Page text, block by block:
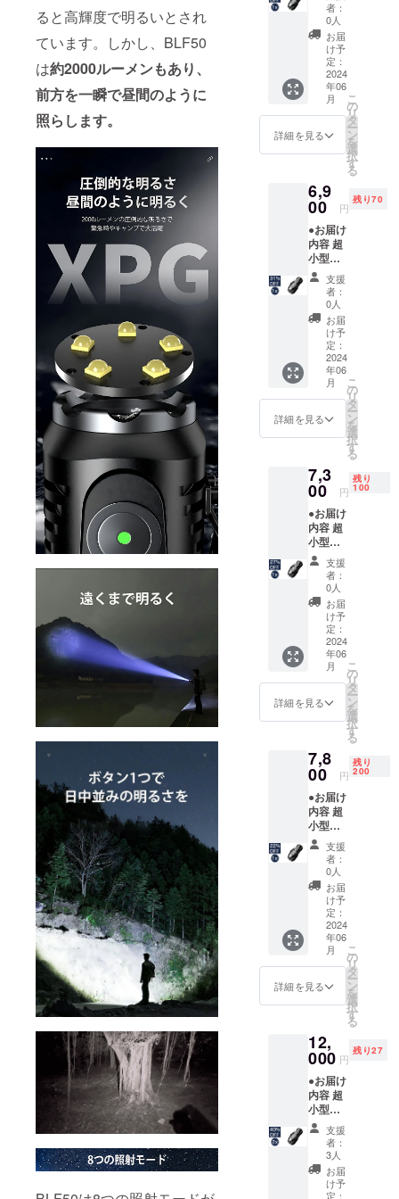
ると高輝度で明るいとされ
ています。しかし、BLF50
は約2000ルーメンもあり、
前方を一瞬で昼間のように
照らします。
込）
BLF50
x 1個 充
電ケー
ブル x 1
個 乾電
池 x 1個
専用
ケース
x 1個 ●
数量限
定！定
35%OF
F 定価
10,000
円（税
込）→
6,500円
（税
込）
者：
0人
お届
け予
定：
2024
年06
月
詳細を見る
こ
の
リ
タ
ー
ン
を
選
択
す
る
6,9
00 円
残り70
●お届け
内容 超
小型
LED懐
中電灯
BLF50
x 1個 充
電ケー
ブル x 1
個 乾電
池 x 1個
専用
ケース
x 1個 ●
数量限
定！定
31%OF
F 定価
10,000
円（税
込）→
6,900円
（税込
支援
者：
0人
お届
け予
定：
2024
年06
月
詳細を見る
こ
の
リ
タ
ー
ン
を
選
択
す
る
7,3
00 円
残り
100
●お届け
内容 超
小型
LED懐
中電灯
BLF50
x 1個 充
電ケー
ブル x 1
個 乾電
池 x 1個
専用
ケース
x 1個 ●
数量限
定！定
27%OF
F 定価
10,000
円（税
込）→
7,300円
（税
込）
支援
者：
0人
お届
け予
定：
2024
年06
月
詳細を見る
こ
の
リ
タ
ー
ン
を
選
択
す
る
7,8
00 円
残り
200
●お届け
内容 超
小型
LED懐
中電灯
BLF50
x 1個 充
電ケー
ブル x 1
個 乾電
池 x 1個
専用
ケース
x 1個 ●
数量限
定！定
22%OF
F 定価
10,000
円（税
込）→
7,800円
（税
込）
支援
者：
0人
お届
け予
定：
2024
年06
月
詳細を見る
こ
の
リ
タ
ー
ン
を
選
択
す
る
12,
000 円
残り27
●お届け
内容 超
小型
LED懐
中電灯
BLF50
x 2個 充
電ケー
ブル x 2
支援
者：
3人
お届
け予
定：